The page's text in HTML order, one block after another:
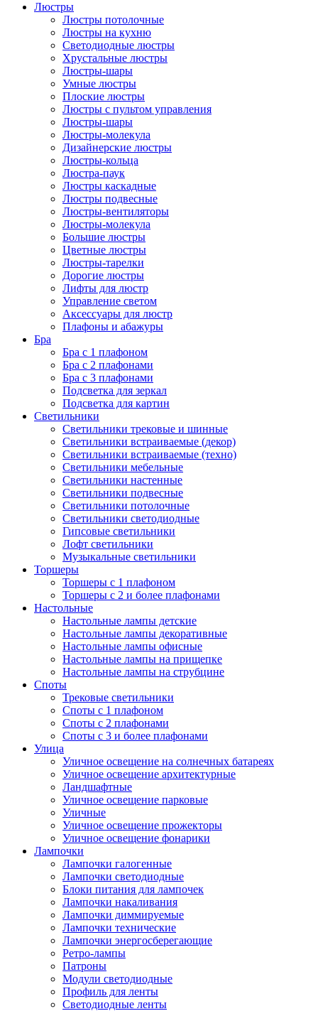
Люстры
Люстры потолочные
Люстры на кухню
Светодиодные люстры
Хрустальные люстры
Люстры-шары
Умные люстры
Плоские люстры
Люстры с пультом управления
Люстры-шары
Люстры-молекула
Дизайнерские люстры
Люстры-кольца
Люстра-паук
Люстры каскадные
Люстры подвесные
Люстры-вентиляторы
Люстры-молекула
Большие люстры
Цветные люстры
Люстры-тарелки
Дорогие люстры
Лифты для люстр
Управление светом
Аксессуары для люстр
Плафоны и абажуры
Бра
Бра с 1 плафоном
Бра с 2 плафонами
Бра с 3 плафонами
Подсветка для зеркал
Подсветка для картин
Светильники
Светильники трековые и шинные
Светильники встраиваемые (декор)
Светильники встраиваемые (техно)
Светильники мебельные
Светильники настенные
Светильники подвесные
Светильники потолочные
Светильники светодиодные
Гипсовые светильники
Лофт светильники
Музыкальные светильники
Торшеры
Торшеры с 1 плафоном
Торшеры с 2 и более плафонами
Настольные
Настольные лампы детские
Настольные лампы декоративные
Настольные лампы офисные
Настольные лампы на прищепке
Настольные лампы на струбцине
Споты
Трековые светильники
Споты с 1 плафоном
Споты с 2 плафонами
Споты с 3 и более плафонами
Улица
Уличное освещение на солнечных батареях
Уличное освещение архитектурные
Ландшафтные
Уличное освещение парковые
Уличные
Уличное освещение прожекторы
Уличное освещение фонарики
Лампочки
Лампочки галогенные
Лампочки светодиодные
Блоки питания для лампочек
Лампочки накаливания
Лампочки диммируемые
Лампочки технические
Лампочки энергосберегающие
Ретро-лампы
Патроны
Модули светодиодные
Профиль для ленты
Светодиодные ленты